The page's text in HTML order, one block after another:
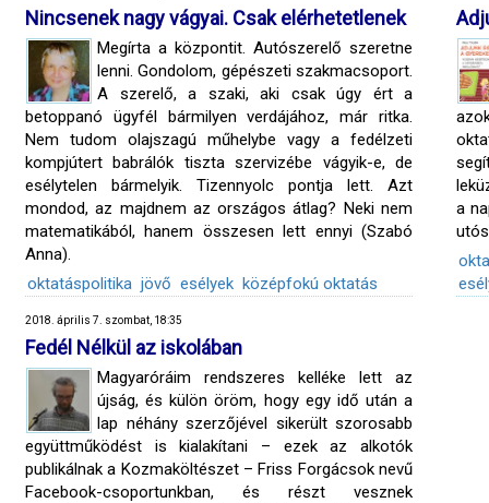
Nincsenek nagy vágyai. Csak elérhetetlenek
Megírta a központit. Autószerelő szeretne
lenni. Gondolom, gépészeti szakmacsoport.
A szerelő, a szaki, aki csak úgy ért a
betoppanó ügyfél bármilyen verdájához, már ritka.
Nem tudom olajszagú műhelybe vagy a fedélzeti
kompjútert babrálók tiszta szervizébe vágyik-e, de
esélytelen bármelyik. Tizennyolc pontja lett. Azt
mondod, az majdnem az országos átlag? Neki nem
matematikából, hanem összesen lett ennyi (Szabó
Anna).
oktatáspolitika jövő esélyek középfokú oktatás
a
2018. április 7. szombat, 18:35
Fedél Nélkül az iskolában
Magyaróráim rendszeres kelléke lett az
újság, és külön öröm, hogy egy idő után a
lap néhány szerzőjével sikerült szorosabb
együttműködést is kialakítani – ezek az alkotók
publikálnak a Kozmaköltészet – Friss Forgácsok nevű
Facebook-csoportunkban, és részt vesznek